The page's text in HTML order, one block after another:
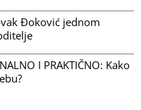
Đoković jednom
I PRAKTIČNO: Kako